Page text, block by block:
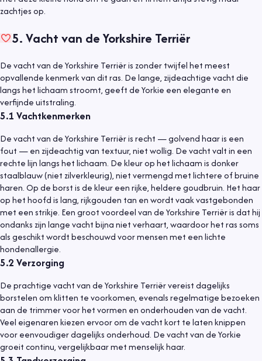
zachtjes op.
5.Vacht van de Yorkshire Terriër
De vacht van de Yorkshire Terriër is zonder twijfel het meest
opvallende kenmerk van dit ras. De lange, zijdeachtige vacht die
langs het lichaam stroomt, geeft de Yorkie een elegante en
verfijnde uitstraling.
5.1 Vachtkenmerken
De vacht van de Yorkshire Terriër is recht — golvend haar is een
fout — en zijdeachtig van textuur, niet wollig. De vacht valt in een
rechte lijn langs het lichaam. De kleur op het lichaam is donker
staalblauw (niet zilverkleurig), niet vermengd met lichtere of bruine
haren. Op de borst is de kleur een rijke, heldere goudbruin. Het haar
op het hoofd is lang, rijkgouden tan en wordt vaak vastgebonden
met een strikje. Een groot voordeel van de Yorkshire Terriër is dat hij
ondanks zijn lange vacht bijna niet verhaart, waardoor het ras soms
als geschikt wordt beschouwd voor mensen met een lichte
hondenallergie.
5.2 Verzorging
De prachtige vacht van de Yorkshire Terriër vereist dagelijks
borstelen om klitten te voorkomen, evenals regelmatige bezoeken
aan de trimmer voor het vormen en onderhouden van de vacht.
Veel eigenaren kiezen ervoor om de vacht kort te laten knippen
voor eenvoudiger dagelijks onderhoud. De vacht van de Yorkie
groeit continu, vergelijkbaar met menselijk haar.